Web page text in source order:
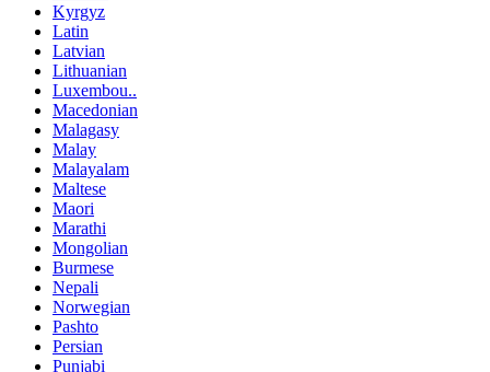
Kyrgyz
Latin
Latvian
Lithuanian
Luxembou..
Macedonian
Malagasy
Malay
Malayalam
Maltese
Maori
Marathi
Mongolian
Burmese
Nepali
Norwegian
Pashto
Persian
Punjabi